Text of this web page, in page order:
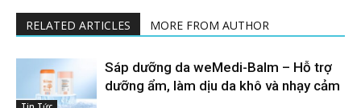
RELATED ARTICLES MORE FROM AUTHOR
Sáp dưỡng da weMedi-Balm – Hỗ trợ
dưỡng ẩm, làm dịu da khô và nhạy cảm